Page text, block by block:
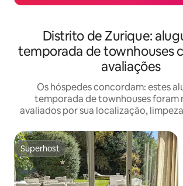
Distrito de Zurique:
temporada de townhouses
avaliações
Os hóspedes concordam: estes
temporada de townhouses foram
avaliados por sua localização,
Superhost
Superhost